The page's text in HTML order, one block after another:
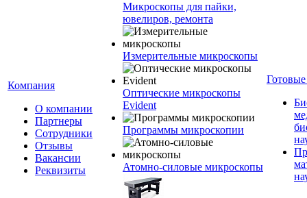
Компания
О компании
Партнеры
Сотрудники
Отзывы
Вакансии
Реквизиты
Микроскопы для пайки,
ювелиров, ремонта
Измерительные микроскопы
Оптические микроскопы
Evident
Программы микроскопии
Атомно-силовые микроскопы